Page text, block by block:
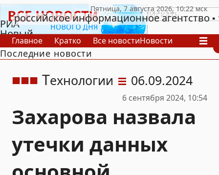
РИА
Новый
День
российское информационное агентство
Главное Кратко Все новостиНовости
В России
В мире
Последние новости
Технологии 06.09.2024
6 сентября 2024, 10:54
Захарова назвала
утечки данных